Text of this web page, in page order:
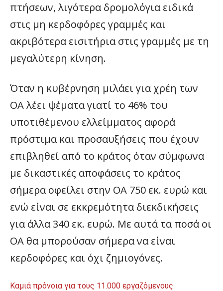
πτήσεων, λιγότερα δρομολόγια ειδικά
στις μη κερδοφόρες γραμμές και
ακριβότερα εισιτήρια στις γραμμές με τη
μεγαλύτερη κίνηση.
Όταν η κυβέρνηση μιλάει για χρέη των
ΟΑ λέει ψέματα γιατί το 46% του
υποτιθέμενου ελλείμματος αφορά
πρόστιμα και προσαυξήσεις που έχουν
επιβληθεί από το κράτος όταν σύμφωνα
με δικαστικές αποφάσεις το κράτος
σήμερα οφείλει στην ΟΑ 750 εκ. ευρώ και
ενώ είναι σε εκκρεμότητα διεκδικήσεις
για άλλα 340 εκ. ευρώ. Με αυτά τα ποσά οι
ΟΑ θα μπορούσαν σήμερα να είναι
κερδοφόρες και όχι ζημιογόνες.
Καμιά πρόνοια για τους 11.000 εργαζόμενους